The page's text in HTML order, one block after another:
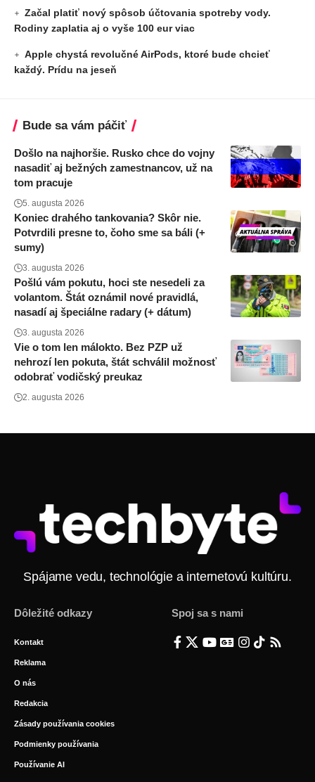
Začal platiť nový spôsob účtovania spotreby vody.
Rodiny zaplatia aj o vyše 100 eur viac
Apple chystá revolučné AirPods, ktoré bude chcieť
každý. Prídu na jeseň
Bude sa vám páčiť
Došlo na najhoršie. Rusko chce do vojny
nasadiť aj bežných zamestnancov, už na
tom pracuje
5. augusta 2026
Koniec drahého tankovania? Skôr nie.
Potvrdili presne to, čoho sme sa báli (+
sumy)
3. augusta 2026
Pošlú vám pokutu, hoci ste nesedeli za
volantom. Štát oznámil nové pravidlá,
nasadí aj špeciálne radary (+ dátum)
3. augusta 2026
Vie o tom len málokto. Bez PZP už
nehrozí len pokuta, štát schválil možnosť
odobrať vodičský preukaz
2. augusta 2026
Spájame vedu, technológie a internetovú kultúru.
Dôležité odkazy
Kontakt
Reklama
O nás
Redakcia
Zásady používania cookies
Podmienky používania
Používanie AI
Spoj sa s nami